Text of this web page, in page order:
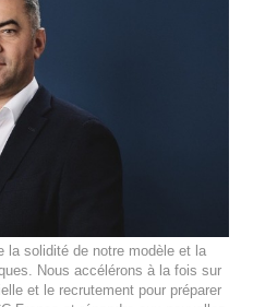
la solidité de notre modèle et la
Nous accélérons à la fois sur
et le recrutement pour préparer